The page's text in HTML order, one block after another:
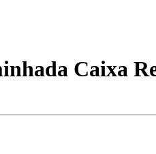
Caixa